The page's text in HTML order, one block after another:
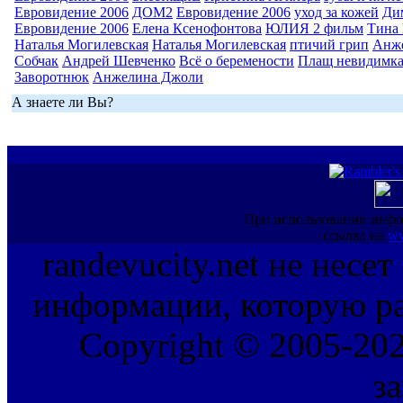
Евровидение 2006 ДОМ2 Евровидение 2006 уход за кожей
Евровидение 2006 Елена Ксенофонтова ЮЛИЯ 2 фильм Тина
Наталья Могилевская Наталья Могилевская птичий грип
Собчак Андрей Шевченко Всё о беремености Плащ невидимка
Заворотнюк Анжелина Джоли
А знаете ли Вы?
При использовании
ссылка на
randevucity.net не несет
информации, которую
Copyright © 2005-